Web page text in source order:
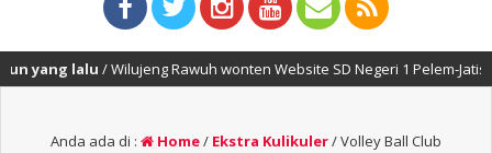
lalu/ Wilujeng Rawuh wonten Website SD Negeri 1 Pelem-Jatisrono-
Anda ada di : Home/ Ekstra Kulikuler/Volley Ball Club